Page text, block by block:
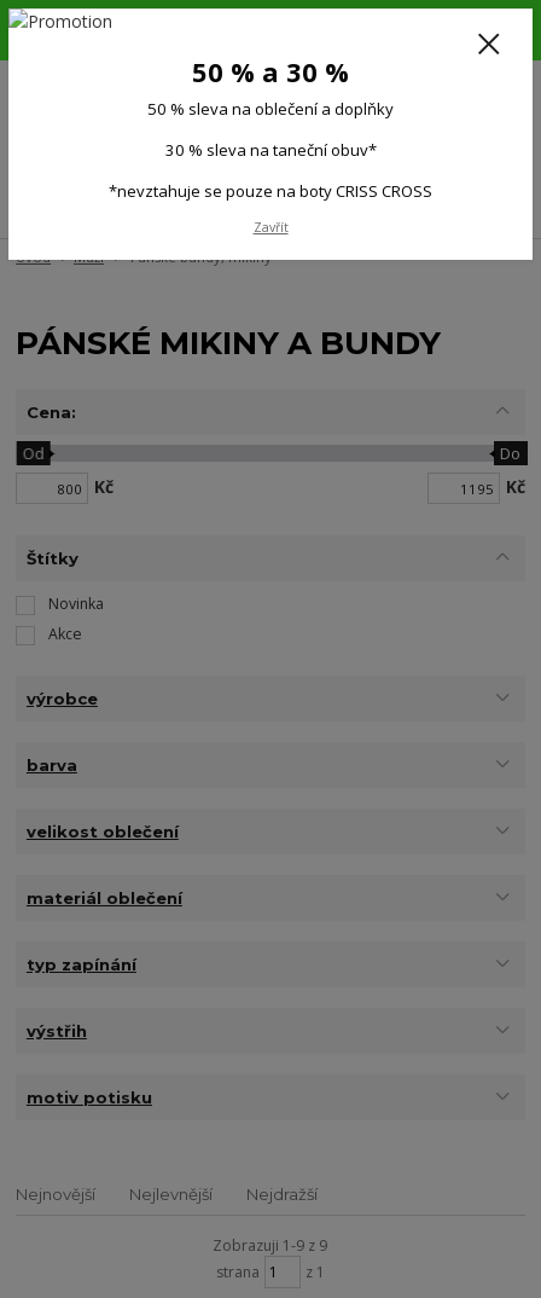
6.-16.8.26. DOVOLENÁ !!! 50 % SLEVA na všechno oblečení a doplňky !!!
(Po-Pá 9:00-15.00)
Úvod Muži Pánské bundy, mikiny
PÁNSKÉ MIKINY A BUNDY
Cena:
Kč
Od Do
Kč
Štítky
Novinka
Akce
výrobce
barva
velikost oblečení
materiál oblečení
typ zapínání
výstřih
motiv potisku
Nejnovější Nejlevnější Nejdražší
Zobrazuji 1-9 z 9
strana
z 1
50 % a 30 %
50 % sleva na oblečení a doplňky
30 % sleva na taneční obuv*
*nevztahuje se pouze na boty CRISS CROSS
Zavřít